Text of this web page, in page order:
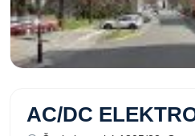
AC/DC